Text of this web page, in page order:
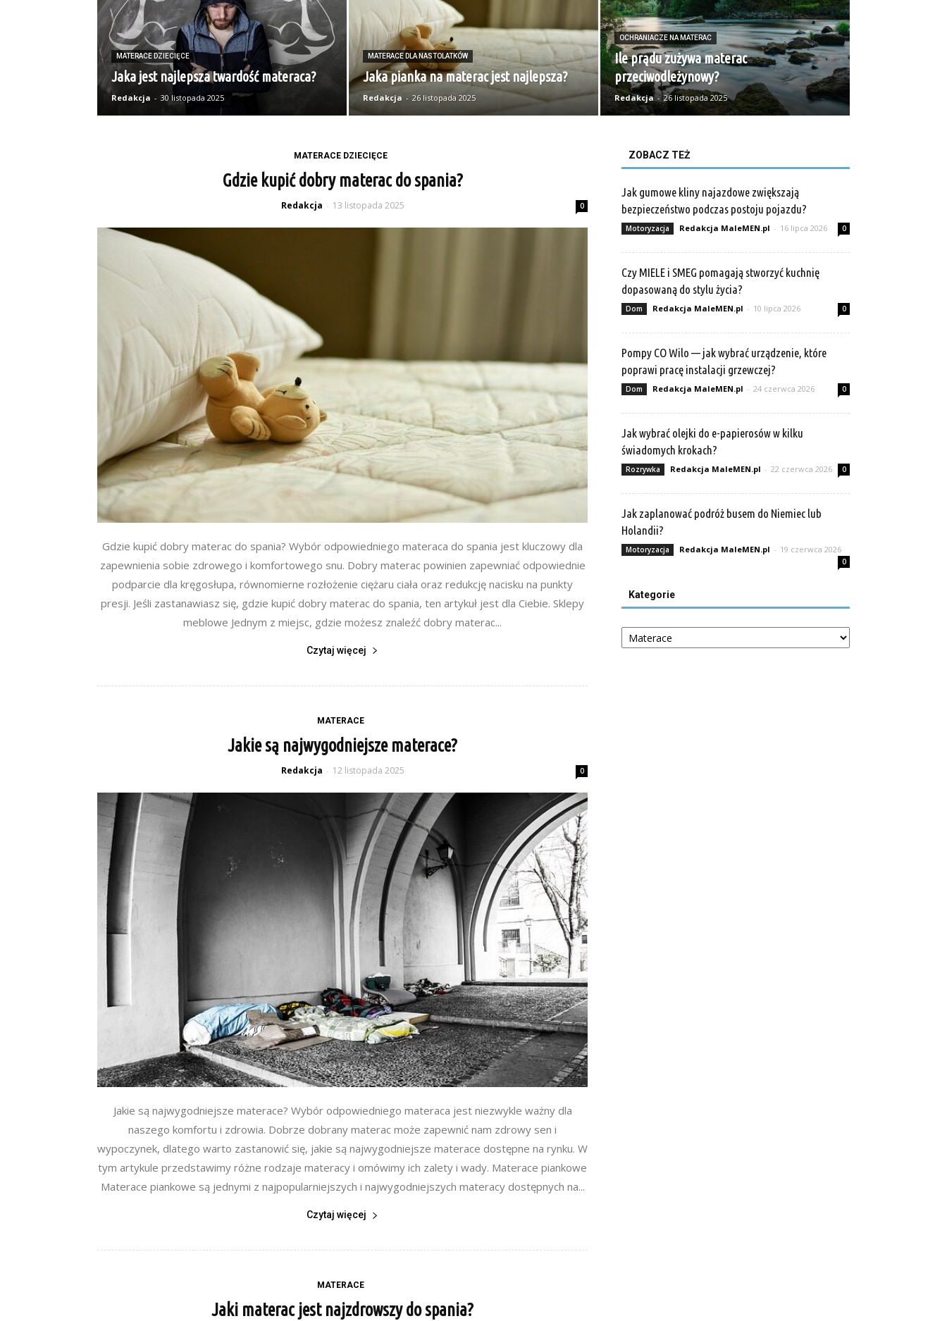
MATERACE DZIECIĘCE
Jaka jest najlepsza twardość materaca?
Redakcja - 30 listopada 2025
MATERACE DLA NASTOLATKÓW
Jaka pianka na materac jest najlepsza?
Redakcja - 26 listopada 2025
OCHRANIACZE NA MATERAC
Ile prądu zużywa materac
przeciwodleżynowy?
Redakcja - 26 listopada 2025
MATERACE DZIECIĘCE
Gdzie kupić dobry materac do spania?
Redakcja - 13 listopada 2025 0
Gdzie kupić dobry materac do spania? Wybór odpowiedniego materaca do spania jest kluczowy dla
zapewnienia sobie zdrowego i komfortowego snu. Dobry materac powinien zapewniać odpowiednie
podparcie dla kręgosłupa, równomierne rozłożenie ciężaru ciała oraz redukcję nacisku na punkty
presji. Jeśli zastanawiasz się, gdzie kupić dobry materac do spania, ten artykuł jest dla Ciebie. Sklepy
meblowe Jednym z miejsc, gdzie możesz znaleźć dobry materac...
Czytaj więcej
MATERACE
Jakie są najwygodniejsze materace?
Redakcja - 12 listopada 2025 0
Jakie są najwygodniejsze materace? Wybór odpowiedniego materaca jest niezwykle ważny dla
naszego komfortu i zdrowia. Dobrze dobrany materac może zapewnić nam zdrowy sen i
wypoczynek, dlatego warto zastanowić się, jakie są najwygodniejsze materace dostępne na rynku. W
tym artykule przedstawimy różne rodzaje materacy i omówimy ich zalety i wady. Materace piankowe
Materace piankowe są jednymi z najpopularniejszych i najwygodniejszych materacy dostępnych na...
Czytaj więcej
MATERACE
Jaki materac jest najzdrowszy do spania?
ZOBACZ TEŻ
Jak gumowe kliny najazdowe zwiększają
bezpieczeństwo podczas postoju pojazdu?
Motoryzacja Redakcja MaleMEN.pl - 16 lipca 2026 0
Czy MIELE i SMEG pomagają stworzyć kuchnię
dopasowaną do stylu życia?
Dom Redakcja MaleMEN.pl - 10 lipca 2026 0
Pompy CO Wilo — jak wybrać urządzenie, które
poprawi pracę instalacji grzewczej?
Dom Redakcja MaleMEN.pl - 24 czerwca 2026 0
Jak wybrać olejki do e-papierosów w kilku
świadomych krokach?
Rozrywka Redakcja MaleMEN.pl - 22 czerwca 2026 0
Jak zaplanować podróż busem do Niemiec lub
Holandii?
Motoryzacja Redakcja MaleMEN.pl - 19 czerwca 2026
0
Kategorie
Kategorie